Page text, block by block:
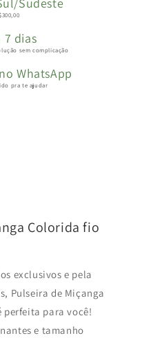
7 dias
sem complicação
WhatsApp
pra te ajudar
Colorida fio
exclusivos e pela
Pulseira de Miçanga
perfeita para você!
e tamanho